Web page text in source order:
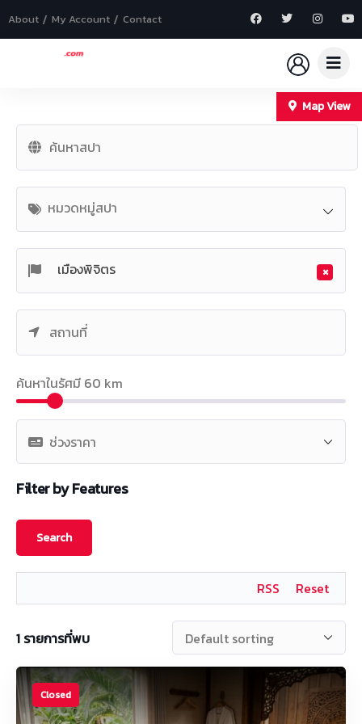
About My Account Contact
Map View
หมวดหมู่สปา
×
เมืองพิจิตร
ค้นหาในรัศมี 60 km
Filter by Features
Reset
RSS
1 รายการที่พบ
Closed
−